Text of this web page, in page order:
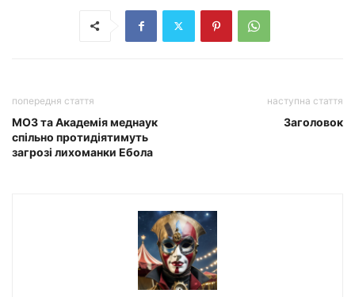
попередня стаття
МОЗ та Академія меднаук
спільно протидіятимуть
загрозі лихоманки Ебола
наступна стаття
Заголовок